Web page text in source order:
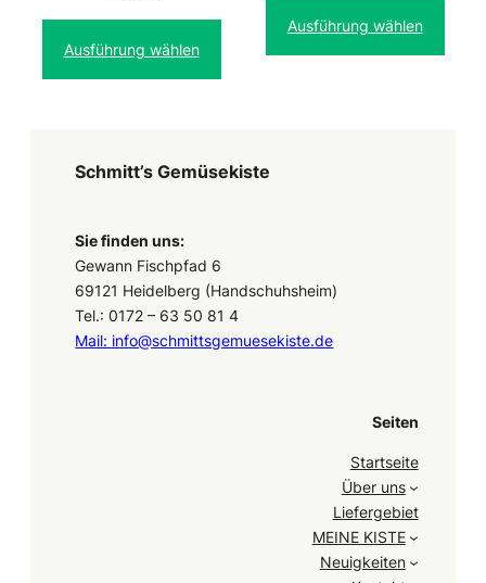
Ausführung wählen
Ausführung wählen
Schmitt’s Gemüsekiste
Sie finden uns:
Gewann Fischpfad 6
69121 Heidelberg (Handschuhsheim)
Tel.: 0172 – 63 50 81 4
Mail: info@schmittsgemuesekiste.de
Seiten
Startseite
Über uns
Liefergebiet
MEINE KISTE
Neuigkeiten